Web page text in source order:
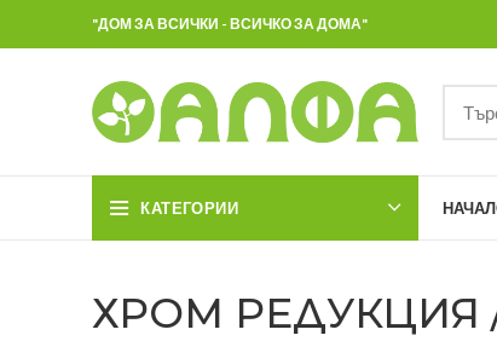
"ДОМ ЗА ВСИЧКИ - ВСИЧКО ЗА ДОМА"
КАТЕГОРИИ
ХРОМ РЕДУКЦИЯ